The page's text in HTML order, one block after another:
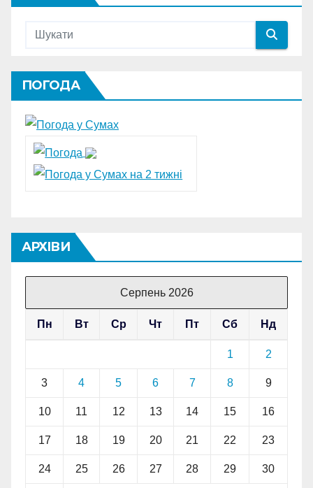
ПОГОДА
АРХІВИ
Серпень 2026
Пн Вт Ср Чт Пт Сб Нд
1 2
3 4 5 6 7 8 9
10 11 12 13 14 15 16
17 18 19 20 21 22 23
24 25 26 27 28 29 30